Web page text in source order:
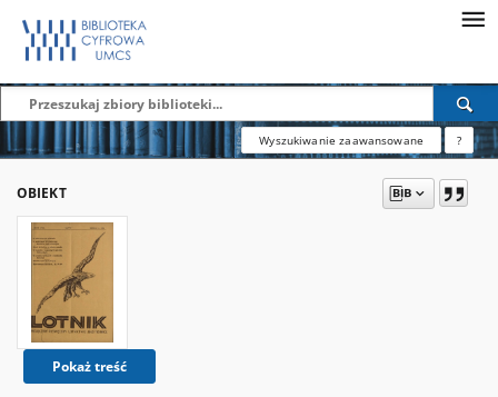
Wyszukiwanie zaawansowane ?
OBIEKT
Pokaż treść